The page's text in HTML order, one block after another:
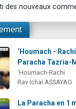
des nouveaux
‘Houmach -
Paracha Tazria-
‘Houmach-Rachi
Rav Ichaï ASSAYAG
La Paracha en 1